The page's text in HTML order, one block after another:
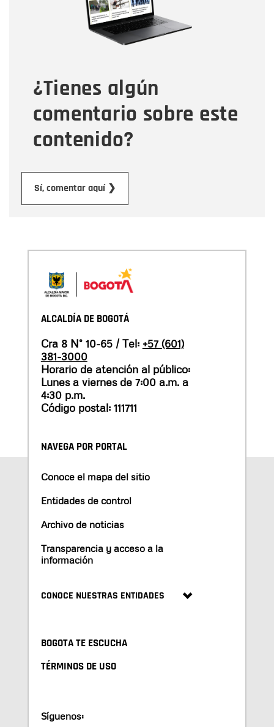
¿Tienes algún
comentario sobre este
contenido?
Sí, comentar aquí ❯
Tipo de comentario
Mensaje
ALCALDÍA DE BOGOTÁ
Cra 8 N° 10-65 / Tel: +57 (601)
381-3000
Horario de atención al público:
Lunes a viernes de 7:00 a.m. a
4:30 p.m.
Código postal: 111711
NAVEGA POR PORTAL
Conoce el mapa del sitio
Entidades de control
Archivo de noticias
Transparencia y acceso a la
información
CONOCE NUESTRAS ENTIDADES
BOGOTA TE ESCUCHA
TÉRMINOS DE USO
Síguenos: